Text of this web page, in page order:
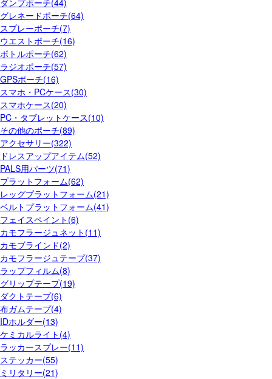
グレネードポーチ(64)
スプレーポーチ(7)
ウエストポーチ(16)
ボトルポーチ(62)
ラジオポーチ(57)
GPSポーチ(16)
スマホ・PCケース(30)
スマホケース(20)
PC・タブレットケース(10)
その他のポーチ(89)
アクセサリー(322)
ドレスアップアイテム(52)
PALS用パーツ(71)
プラットフォーム(62)
レッグプラットフォーム(21)
ベルトプラットフォーム(41)
フェイスペイント(6)
カモフラージュネット(11)
カモブラインド(2)
カモフラージュテープ(37)
ラップフィルム(8)
グリップテープ(19)
ダクトテープ(6)
布ガムテープ(4)
IDホルダー(13)
ケミカルライト(4)
ラッカースプレー(11)
ステッカー(55)
ミリタリー(21)